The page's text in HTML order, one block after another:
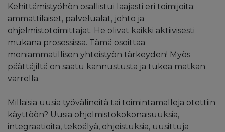
Kehittämistyöhön osallistui laajasti eri toimijoita:
ammattilaiset, palvelualat, johto ja
ohjelmistotoimittajat. He olivat kaikki aktiivisesti
mukana prosessissa. Tämä osoittaa
moniammatillisen yhteistyön tärkeyden! Myös
päättäjiltä on saatu kannustusta ja tukea matkan
varrella.
Millaisia uusia työvälineitä tai toimintamalleja otettiin
käyttöön? Uusia ohjelmistokokonaisuuksia,
integraatioita, tekoälyä, ohjeistuksia, uusittuja